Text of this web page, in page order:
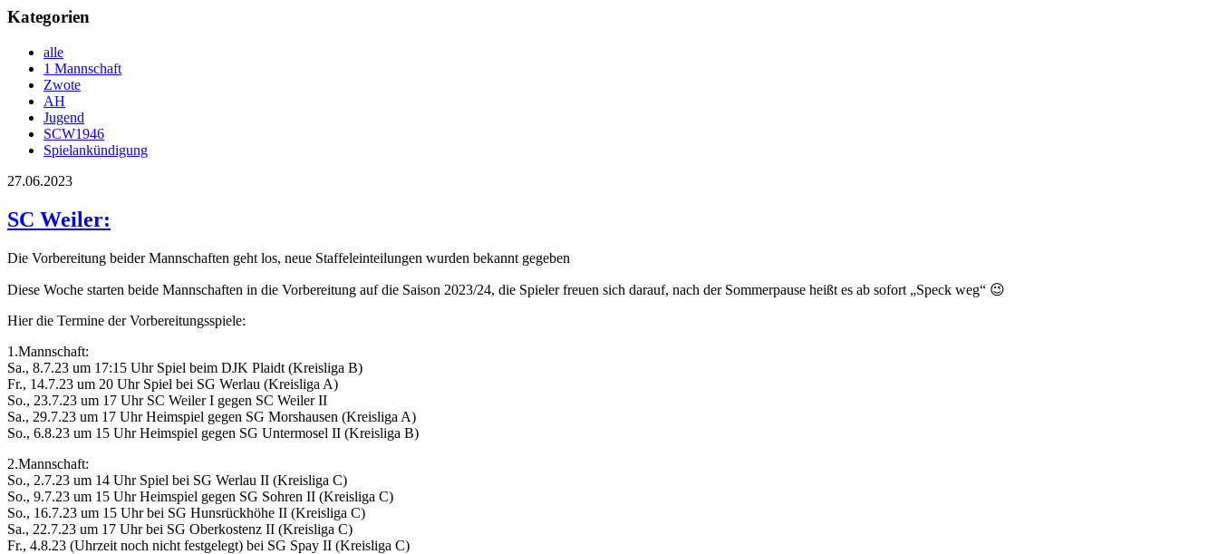
Kategorien
alle
1 Mannschaft
Zwote
AH
Jugend
SCW1946
Spielankündigung
27.06.2023
SC Weiler:
Die Vorbereitung beider Mannschaften geht los, neue Staffeleinteilungen wurden bekannt gegeben
Diese Woche starten beide Mannschaften in die Vorbereitung auf die Saison 2023/24, die Spieler freuen sich darauf, nach der Sommerpause heißt es ab sofort „Speck weg“ 😉
Hier die Termine der Vorbereitungsspiele:
1.Mannschaft:
Sa., 8.7.23 um 17:15 Uhr Spiel beim DJK Plaidt (Kreisliga B)
Fr., 14.7.23 um 20 Uhr Spiel bei SG Werlau (Kreisliga A)
So., 23.7.23 um 17 Uhr SC Weiler I gegen SC Weiler II
Sa., 29.7.23 um 17 Uhr Heimspiel gegen SG Morshausen (Kreisliga A)
So., 6.8.23 um 15 Uhr Heimspiel gegen SG Untermosel II (Kreisliga B)
2.Mannschaft:
So., 2.7.23 um 14 Uhr Spiel bei SG Werlau II (Kreisliga C)
So., 9.7.23 um 15 Uhr Heimspiel gegen SG Sohren II (Kreisliga C)
So., 16.7.23 um 15 Uhr bei SG Hunsrückhöhe II (Kreisliga C)
Sa., 22.7.23 um 17 Uhr bei SG Oberkostenz II (Kreisliga C)
Fr., 4.8.23 (Uhrzeit noch nicht festgelegt) bei SG Spay II (Kreisliga C)